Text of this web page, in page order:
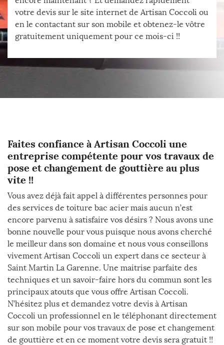
votre devis sur le site internet de Artisan Coccoli ou
en le contactant sur son mobile et obtenez-le vôtre
gratuitement uniquement pour ce mois-ci !!
Faites confiance à Artisan Coccoli une
entreprise compétente pour vos travaux de
pose et changement de gouttière au plus
vite !!
Vous avez déjà fait appel à différentes personnes pour
des services de toiture bac acier mais aucun n’est
encore parvenu à satisfaire vos désirs ? Nous avons une
bonne nouvelle pour vous puisque nous avons cherché
le meilleur dans son domaine et nous vous conseillons
vivement Artisan Coccoli un expert dans ce secteur à
Saint Martin La Garenne. Une maitrise parfaite des
techniques et un savoir-faire hors du commun sont les
principaux atouts que vous offre Artisan Coccoli.
N’hésitez plus et demandez votre devis à Artisan
Coccoli un professionnel en le téléphonant directement
sur son mobile pour vos travaux de pose et changement
de gouttière et en ce moment votre devis sera gratuit !!